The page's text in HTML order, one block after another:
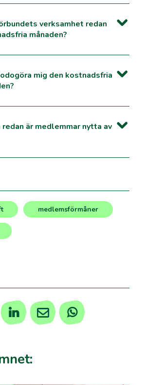
verksamhet redan
månaden?
mig den kostnadsfria
redan är medlemmar nytta av
medlemsförmåner